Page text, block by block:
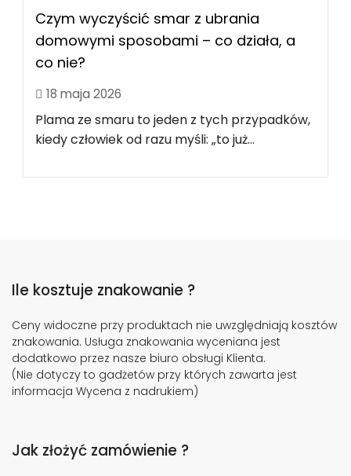
Czym wyczyścić smar z ubrania
domowymi sposobami – co działa, a
co nie?
18 maja 2026
Plama ze smaru to jeden z tych przypadków,
kiedy człowiek od razu myśli: „to już...
Ile kosztuje znakowanie ?
Ceny widoczne przy produktach nie uwzględniają kosztów
znakowania. Usługa znakowania wyceniana jest
dodatkowo przez nasze biuro obsługi Klienta.
(Nie dotyczy to gadżetów przy których zawarta jest
informacja Wycena z nadrukiem)
Jak złożyć zamówienie ?